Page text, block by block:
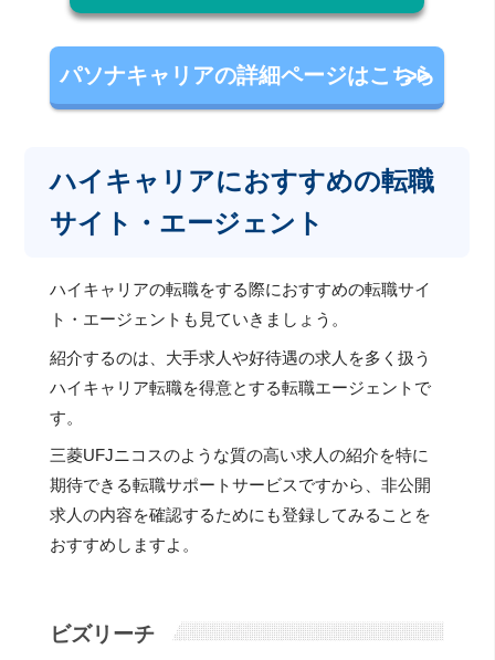
パソナキャリアの詳細ページはこちら
ハイキャリアにおすすめの転職
サイト・エージェント
ハイキャリアの転職をする際におすすめの転職サイ
ト・エージェントも見ていきましょう。
紹介するのは、大手求人や好待遇の求人を多く扱う
ハイキャリア転職を得意とする転職エージェントで
す。
三菱UFJニコスのような質の高い求人の紹介を特に
期待できる転職サポートサービスですから、非公開
求人の内容を確認するためにも登録してみることを
おすすめしますよ。
ビズリーチ